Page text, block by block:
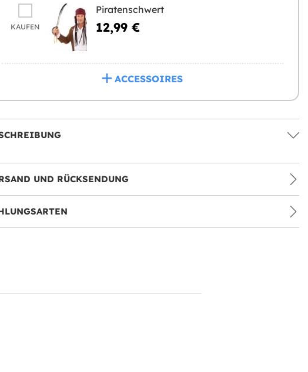
KAUFEN
Piratenschwert
12,99 €
ACCESSOIRES
UND RÜCKSENDUNG